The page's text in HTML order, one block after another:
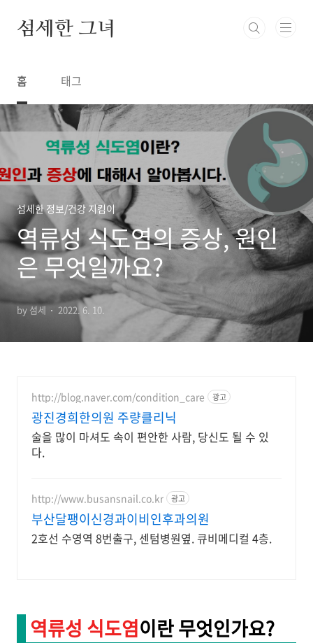
섬세한 그녀
홈 태그
섬세한 정보/건강 지킴이
역류성 식도염의 증상, 원인
은 무엇일까요?
by 섬세 2022. 6. 10.
http://blog.naver.com/condition_care 광고
광진경희한의원 주량클리닉
술을 많이 마셔도 속이 편안한 사람, 당신도 될 수 있
다.
http://www.busansnail.co.kr 광고
부산달팽이신경과이비인후과의원
2호선 수영역 8번출구, 센텀병원옆. 큐비메디컬 4층.
역류성 식도염이란 무엇인가요?